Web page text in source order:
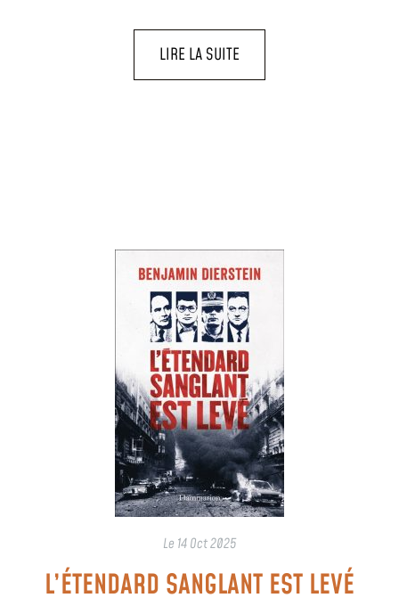
LIRE LA SUITE
Le 14 Oct 2025
L’ÉTENDARD SANGLANT EST LEVÉ